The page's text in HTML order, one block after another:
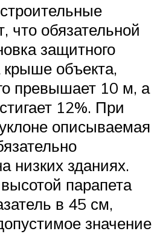
что обязательной
защитного
объекта,
превышает 10 м, а
12%. При
описываемая
низких зданиях.
парапета
в 45 см,
значение